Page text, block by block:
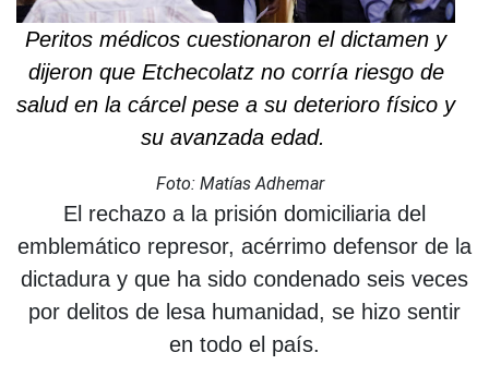
Peritos médicos cuestionaron el dictamen y
dijeron que Etchecolatz no corría riesgo de
salud en la cárcel pese a su deterioro físico y
su avanzada edad.
Foto: Matías Adhemar
El rechazo a la prisión domiciliaria del
emblemático represor, acérrimo defensor de la
dictadura y que ha sido condenado seis veces
por delitos de lesa humanidad, se hizo sentir
en todo el país.